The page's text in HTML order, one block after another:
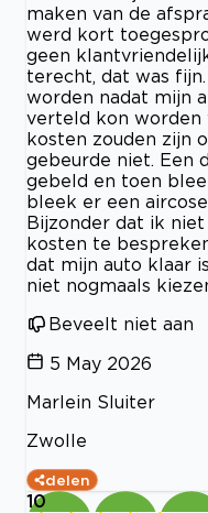
maken van de
werd kort
geen
terecht, dat was
worden nadat mijn
verteld kon worden
kosten zouden zijn
gebeurde niet. Een
gebeld en toen
bleek er een
Bijzonder dat ik
kosten te
dat mijn auto klaar
niet nogmaals
Beveelt niet aan
5 May 2026
Marlein Sluiter
Zwolle
delen
10